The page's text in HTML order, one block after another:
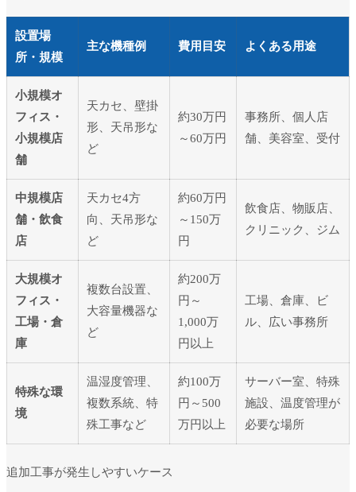
設置場
所・規模
主な機種例 費用目安 よくある用途
小規模オ
フィス・
小規模店
舗
天カセ、壁掛
形、天吊形な
ど
約30万円
～60万円
事務所、個人店
舗、美容室、受付
中規模店
舗・飲食
店
天カセ4方
向、天吊形な
ど
約60万円
～150万
円
飲食店、物販店、
クリニック、ジム
大規模オ
フィス・
工場・倉
庫
複数台設置、
大容量機器な
ど
約200万
円～
1,000万
円以上
工場、倉庫、ビ
ル、広い事務所
特殊な環
境
温湿度管理、
複数系統、特
殊工事など
約100万
円～500
万円以上
サーバー室、特殊
施設、温度管理が
必要な場所
追加工事が発生しやすいケース